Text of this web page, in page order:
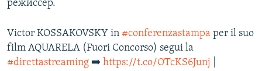
режиссер.
Victor KOSSAKOVSKY in #conferenzastampa per il suo
film AQUARELA (Fuori Concorso) segui la
#direttastreaming ➡️ https://t.co/OTcKS6Junj